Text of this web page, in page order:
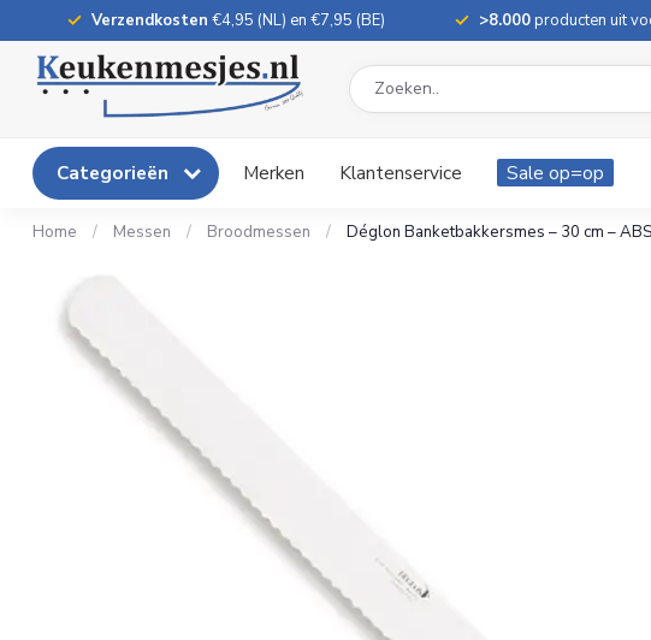
Verzendkosten €4,95 (NL) en €7,95 (BE) >8.000producten uit
Categorieën Merken Klantenservice Sale op=op
Home / Messen / Broodmessen / Déglon Banketbakkersmes – 30 cm –